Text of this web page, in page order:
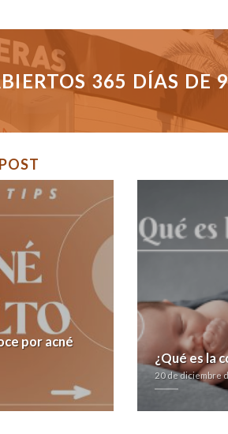
365 DÍAS DE
por acné
¿Qué es la
20 de diciembre